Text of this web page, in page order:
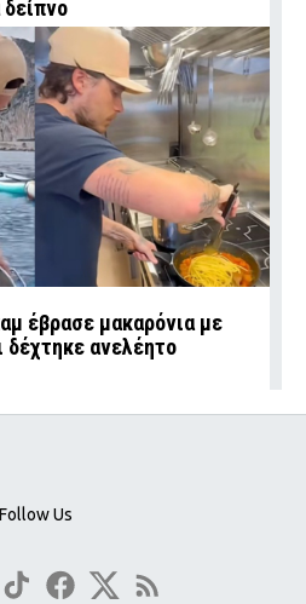
δείπνο
έβρασε μακαρόνια με
δέχτηκε ανελέητο
Follow Us